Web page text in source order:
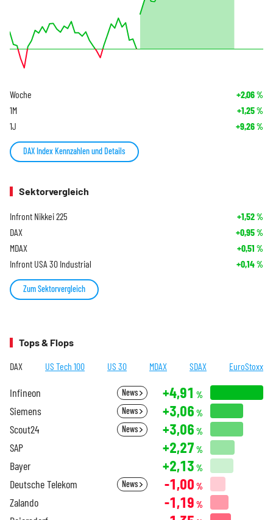
Woche +2,06%
1M +1,25%
1J +9,26%
DAX Index Kennzahlen und Details
Sektorvergleich
Infront Nikkei 225 +1,52%
DAX +0,95%
MDAX +0,51 %
Infront USA 30 Industrial +0,14%
Zum Sektorvergleich
Tops & Flops
DAX US Tech 100 US 30 MDAX SDAX EuroStoxx
Infineon News +4,91 %
Siemens News +3,06 %
Scout24 News +3,06 %
SAP +2,27 %
Bayer +2,13 %
Deutsche Telekom News -1,00 %
Zalando -1,19 %